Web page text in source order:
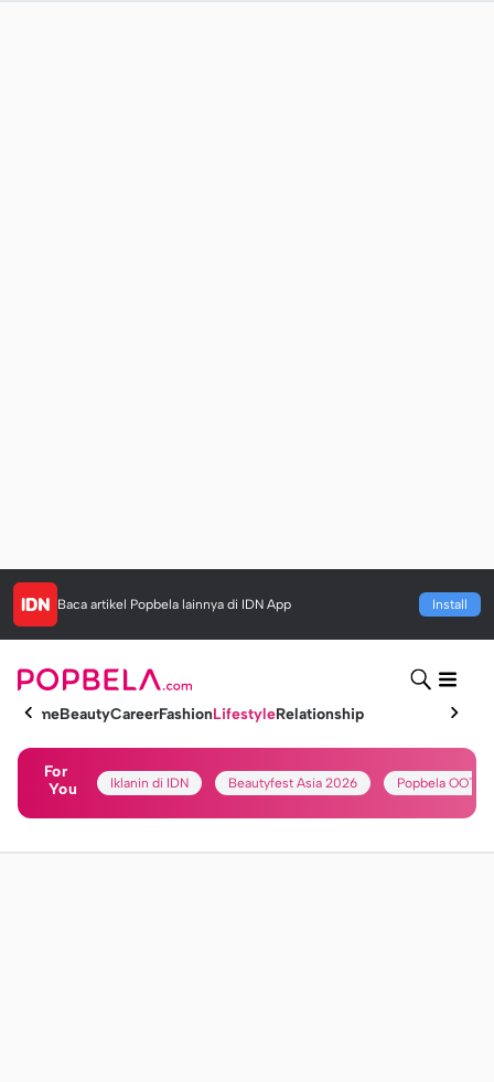
Baca artikel Popbela lainnya di IDN App Install
HomeBeautyCareerFashionLifestyleRelationship
For
You
Iklanin di IDN Beautyfest Asia 2026 Popbela OOTD